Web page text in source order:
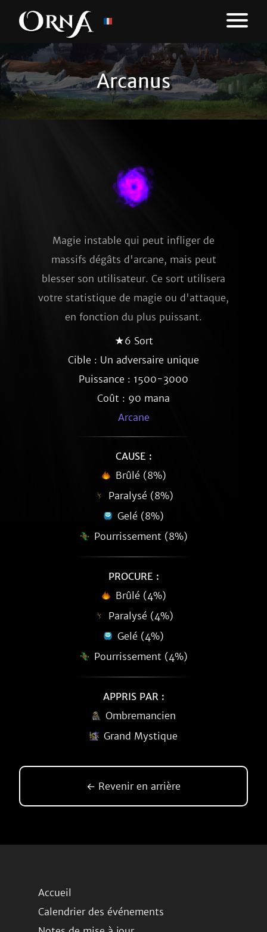
Arcanus
Magie instable qui peut infliger de
massifs dégâts d'arcane, mais peut
blesser son utilisateur. Ce sort utilisera
votre statistique de magie ou d'attaque,
en fonction du plus puissant.
★6 Sort
Cible : Un adversaire unique
Puissance : 1500-3000
Coût : 90 mana
Arcane
CAUSE :
Brûlé (8%)
Paralysé (8%)
Gelé (8%)
Pourrissement (8%)
PROCURE :
Brûlé (4%)
Paralysé (4%)
Gelé (4%)
Pourrissement (4%)
APPRIS PAR :
Ombremancien
Grand Mystique
← Revenir en arrière
Accueil
Calendrier des événements